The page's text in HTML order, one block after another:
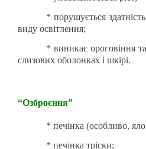
* порушується
виду освітлення;
* виникає ороговіння та
слизових оболонках і шкірі.
“Озброєння”
* печінка (особливо,
* печінка тріски;